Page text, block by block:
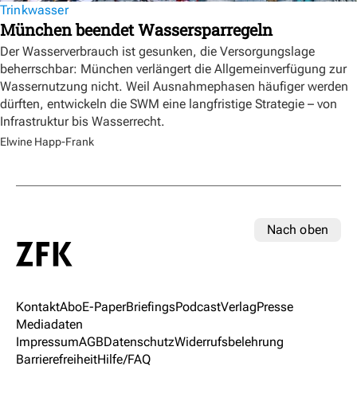
Trinkwasser
München beendet Wassersparregeln
Der Wasserverbrauch ist gesunken, die Versorgungslage
beherrschbar: München verlängert die Allgemeinverfügung zur
Wassernutzung nicht. Weil Ausnahmephasen häufiger werden
dürften, entwickeln die SWM eine langfristige Strategie – von
Infrastruktur bis Wasserrecht.
Elwine Happ-Frank
Nach oben
KontaktAboE-PaperBriefingsPodcastVerlagPresse
Mediadaten
ImpressumAGBDatenschutzWiderrufsbelehrung
BarrierefreiheitHilfe/FAQ